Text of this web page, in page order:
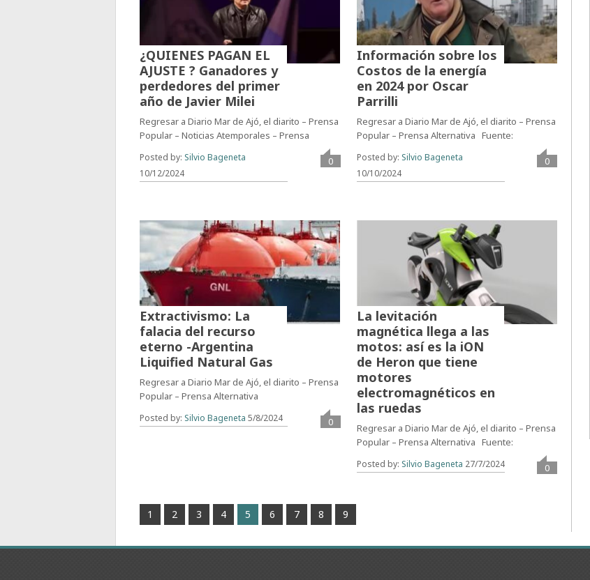
¿QUIENES PAGAN EL
AJUSTE ? Ganadores y
perdedores del primer
año de Javier Milei
Regresar a Diario Mar de Ajó, el diarito – Prensa
Popular – Noticias Atemporales – Prensa
Posted by: Silvio Bageneta
10/12/2024
0
Información sobre los
Costos de la energía
en 2024 por Oscar
Parrilli
Regresar a Diario Mar de Ajó, el diarito – Prensa
Popular – Prensa Alternativa Fuente:
Posted by: Silvio Bageneta
10/10/2024
0
Extractivismo: La
falacia del recurso
eterno -Argentina
Liquified Natural Gas
Regresar a Diario Mar de Ajó, el diarito – Prensa
Popular – Prensa Alternativa
Posted by: Silvio Bageneta 5/8/2024 0
La levitación
magnética llega a las
motos: así es la iON
de Heron que tiene
motores
electromagnéticos en
las ruedas
Regresar a Diario Mar de Ajó, el diarito – Prensa
Popular – Prensa Alternativa Fuente:
Posted by: Silvio Bageneta 27/7/2024 0
1 2 3 4 5 6 7 8 9